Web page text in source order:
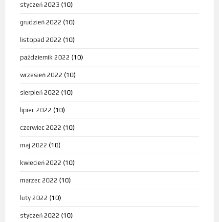
styczeń 2023 (10)
grudzień 2022 (10)
listopad 2022 (10)
październik 2022 (10)
wrzesień 2022 (10)
sierpień 2022 (10)
lipiec 2022 (10)
czerwiec 2022 (10)
maj 2022 (10)
kwiecień 2022 (10)
marzec 2022 (10)
luty 2022 (10)
styczeń 2022 (10)